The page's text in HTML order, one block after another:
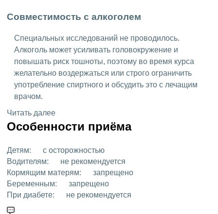
Совместимость с алкоголем
Специальных исследований не проводилось.
Алкоголь может усиливать головокружение и
повышать риск тошноты, поэтому во время курса
желательно воздержаться или строго ограничить
употребление спиртного и обсудить это с лечащим
врачом.
Читать далее
Особенности приёма
Детям:
с осторожностью
Водителям:
не рекомендуется
Кормящим матерям:
запрещено
Беременным:
запрещено
При диабете:
не рекомендуется